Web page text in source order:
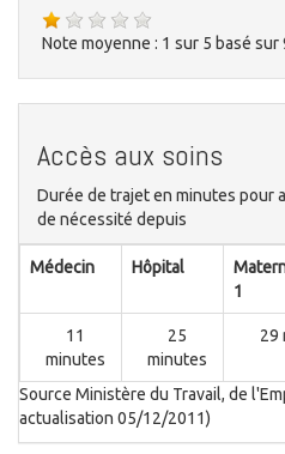
Note moyenne : 1 sur 5 basé sur
Accès aux soins
Durée de trajet en minutes pour
de nécessité depuis
Médecin Hôpital
1
11
minutes
25
minutes
29
Source Ministère du Travail, de
actualisation 05/12/2011)